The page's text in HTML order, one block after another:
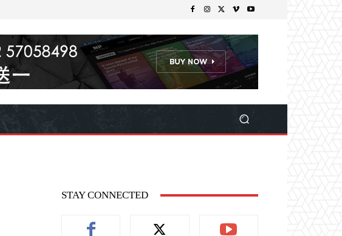
STAY CONNECTED